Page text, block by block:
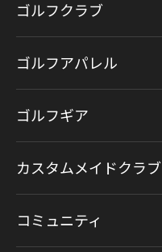
ゴルフクラブ
ゴルフアパレル
ゴルフギア
カスタムメイドクラブ
コミュニティ